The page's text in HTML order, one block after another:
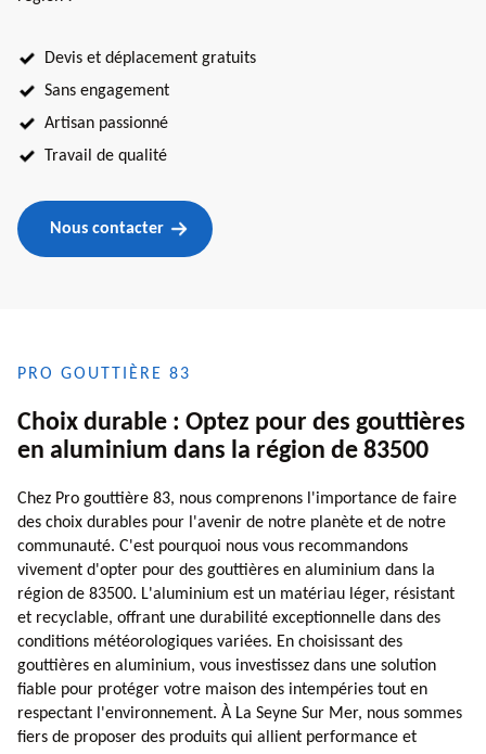
Devis et déplacement gratuits
Sans engagement
Artisan passionné
Travail de qualité
Nous contacter
PRO GOUTTIÈRE 83
Choix durable : Optez pour des gouttières
en aluminium dans la région de 83500
Chez Pro gouttière 83, nous comprenons l'importance de faire
des choix durables pour l'avenir de notre planète et de notre
communauté. C'est pourquoi nous vous recommandons
vivement d'opter pour des gouttières en aluminium dans la
région de 83500. L'aluminium est un matériau léger, résistant
et recyclable, offrant une durabilité exceptionnelle dans des
conditions météorologiques variées. En choisissant des
gouttières en aluminium, vous investissez dans une solution
fiable pour protéger votre maison des intempéries tout en
respectant l'environnement. À La Seyne Sur Mer, nous sommes
fiers de proposer des produits qui allient performance et